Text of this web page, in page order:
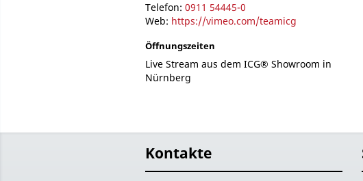
Telefon: 0911 54445-0
Web: https://vimeo.com/teamicg
Öffnungszeiten
Live Stream aus dem ICG® Showroom in
Nürnberg
Kontakte